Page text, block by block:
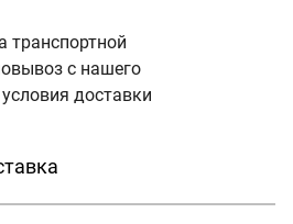
транспортной
с нашего
доставки